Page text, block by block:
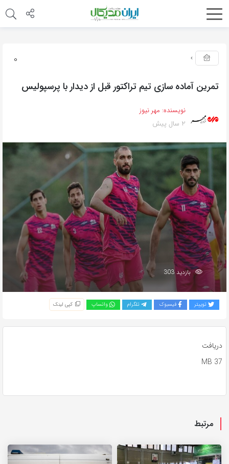
0
تمرین آماده سازی تیم تراکتور قبل از دیدار با پرسپولیس
نویسنده: مهر نیوز
2 سال پیش
بازدید 303
توییتر فیسبوک تلگرام واتساپ کپی لینک
دریافت
37 MB
مرتبط